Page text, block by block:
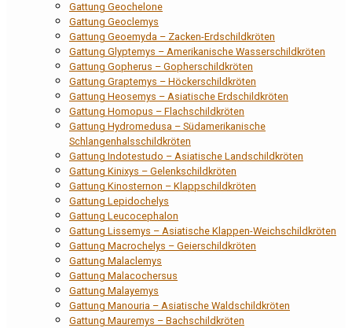
Gattung Geochelone
Gattung Geoclemys
Gattung Geoemyda – Zacken-Erdschildkröten
Gattung Glyptemys – Amerikanische Wasserschildkröten
Gattung Gopherus – Gopherschildkröten
Gattung Graptemys – Höckerschildkröten
Gattung Heosemys – Asiatische Erdschildkröten
Gattung Homopus – Flachschildkröten
Gattung Hydromedusa – Südamerikanische
Schlangenhalsschildkröten
Gattung Indotestudo – Asiatische Landschildkröten
Gattung Kinixys – Gelenkschildkröten
Gattung Kinosternon – Klappschildkröten
Gattung Lepidochelys
Gattung Leucocephalon
Gattung Lissemys – Asiatische Klappen-Weichschildkröten
Gattung Macrochelys – Geierschildkröten
Gattung Malaclemys
Gattung Malacochersus
Gattung Malayemys
Gattung Manouria – Asiatische Waldschildkröten
Gattung Mauremys – Bachschildkröten